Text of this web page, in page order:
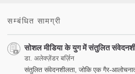
सम्बंधित सामग्री
सोशल मीडिया के युग में संतुलित
डा. अलेक्ज़ेंडर बर्ज़िन
संतुलित संवेदनशीलता, जोकि एक गैर-